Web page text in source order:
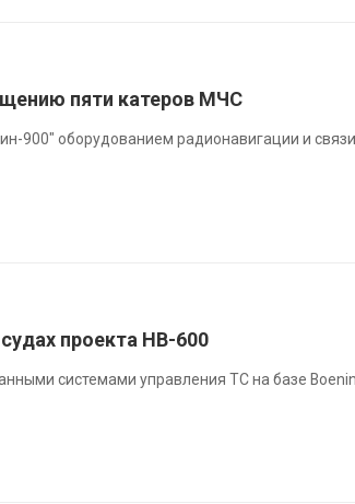
пяти катеров МЧС
900" оборудованием радионавигации и
проекта НВ-600
системами управления ТС на базе